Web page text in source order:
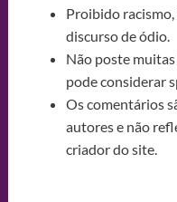
Proibido
discurso de ódio.
Não poste
pode considerar
Os comentários
autores e não
criador do site.